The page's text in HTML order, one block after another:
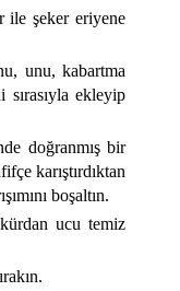
ile şeker eriyene
unu, kabartma
ekleyip
doğranmış bir
karıştırdıktan
boşaltın.
kürdan ucu temiz